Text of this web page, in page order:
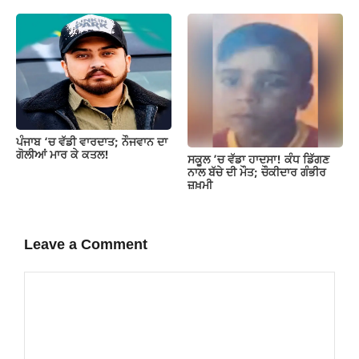
ਪੰਜਾਬ ‘ਚ ਵੱਡੀ ਵਾਰਦਾਤ; ਨੌਜਵਾਨ ਦਾ
ਗੋਲੀਆਂ ਮਾਰ ਕੇ ਕਤਲ!
ਸਕੂਲ ’ਚ ਵੱਡਾ ਹਾਦਸਾ! ਕੰਧ ਡਿੱਗਣ
ਨਾਲ ਬੱਚੇ ਦੀ ਮੌਤ; ਚੌਕੀਦਾਰ ਗੰਭੀਰ
ਜ਼ਖ਼ਮੀ
Leave a Comment